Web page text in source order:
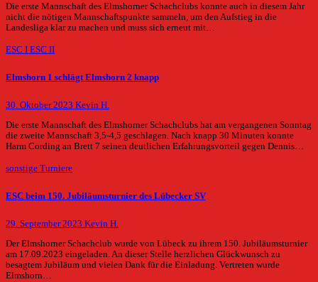
Die erste Mannschaft des Elmshorner Schachclubs konnte auch in diesem Jahr
nicht die nötigen Mannschaftspunkte sammeln, um den Aufstieg in die
Landesliga klar zu machen und muss sich erneut mit…
ESC I ESC II
Elmshorn 1 schlägt Elmshorn 2 knapp
30. Oktober 2023 Kevin H.
Die erste Mannschaft des Elmshorner Schachclubs hat am vergangenen Sonntag
die zweite Mannschaft 3,5-4,5 geschlagen. Nach knapp 30 Minuten konnte
Harm Cording an Brett 7 seinen deutlichen Erfahrungsvorteil gegen Dennis…
sonstige Turniere
ESC beim 150. Jubiläumsturnier des Lübecker SV
29. September 2023 Kevin H.
Der Elmshorner Schachclub wurde von Lübeck zu ihrem 150. Jubiläumsturnier
am 17.09.2023 eingeladen. An dieser Stelle herzlichen Glückwunsch zu
besagtem Jubiläum und vielen Dank für die Einladung. Vertreten wurde
Elmshorn…